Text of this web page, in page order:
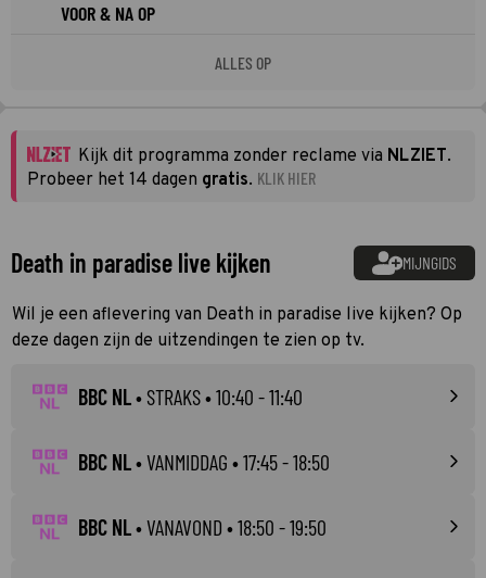
VOOR & NA OP
ALLES OP
Kijk dit programma zonder reclame via NLZIET.
Probeer het 14 dagen gratis. KLIK HIER
Death in paradise live kijken MIJNGIDS
Wil je een aflevering van Death in paradise live kijken? Op
deze dagen zijn de uitzendingen te zien op tv.
BBC NL • STRAKS• 10:40 - 11:40
BBC NL •VANMIDDAG • 17:45 - 18:50
BBC NL •VANAVOND • 18:50 - 19:50